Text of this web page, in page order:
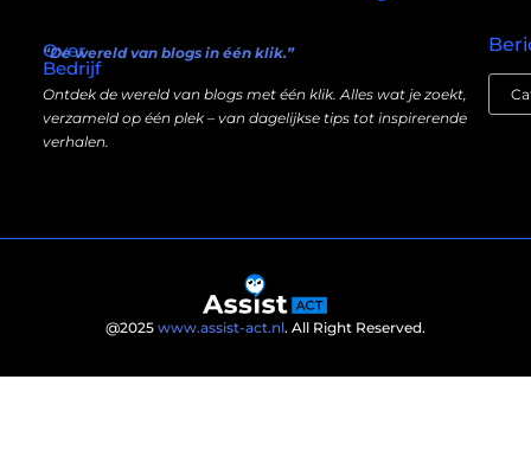
Over
Bedrijf
“De wereld van blogs in één klik.”
Ontdek de wereld van blogs met één klik. Alles wat je zoekt,
verzameld op één plek – van dagelijkse tips tot inspirerende
verhalen.
@2025 www.assist-act.nl. All Right Reserved.